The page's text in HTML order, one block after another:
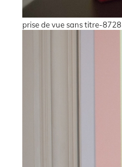
prise de vue sans titre-8728